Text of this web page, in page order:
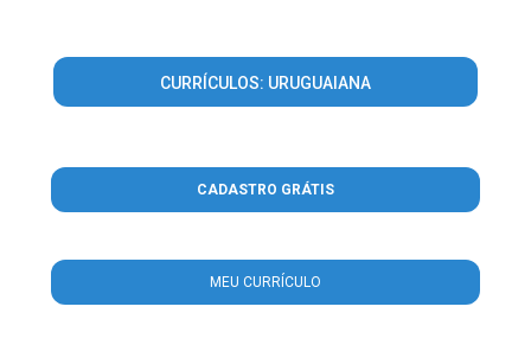
CURRÍCULOS: URUGUAIANA
CADASTRO GRÁTIS
MEU CURRÍCULO